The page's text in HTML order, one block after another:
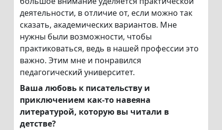
деятельности, в отличие от, если можно так
сказать, академических вариантов. Мне
нужны были возможности, чтобы
практиковаться, ведь в нашей профессии это
важно. Этим мне и понравился
педагогический университет.
Ваша любовь к писательству и
приключением как-то навеяна
литературой, которую вы читали в
детстве?